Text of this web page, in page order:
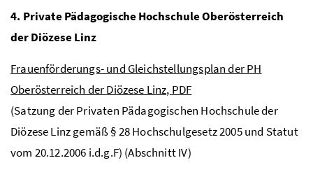
4. Private Pädagogische Hochschule Oberösterreich
der Diözese Linz
Frauenförderungs- und Gleichstellungsplan der PH
Oberösterreich der Diözese Linz, PDF
(Satzung der Privaten Pädagogischen Hochschule der
Diözese Linz gemäß § 28 Hochschulgesetz 2005 und Statut
vom 20.12.2006 i.d.g.F) (Abschnitt IV)